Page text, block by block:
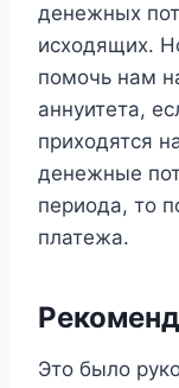
денежных
исходящих.
помочь нам
аннуитета,
приходятся
денежные
периода, то
платежа.
Это было